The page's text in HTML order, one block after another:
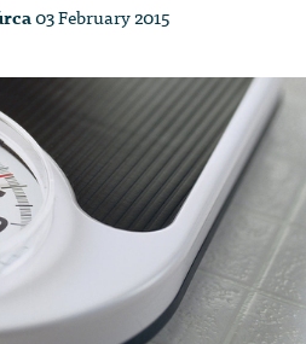
03 February 2015